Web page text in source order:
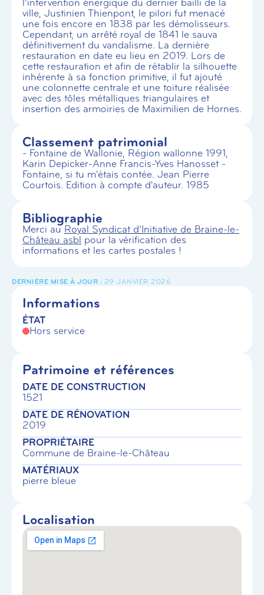
l’intervention énergique du dernier bailli de la
ville, Justinien Thienpont, le pilori fut menacé
une fois encore en 1838 par les démolisseurs.
Cependant, un arrêté royal de 1841 le sauva
définitivement du vandalisme. La dernière
restauration en date eu lieu en 2019. Lors de
cette restauration et afin de rétablir la silhouette
inhérente à sa fonction primitive, il fut ajouté
une colonnette centrale et une toiture réalisée
avec des tôles métalliques triangulaires et
insertion des armoiries de Maximilien de Hornes.
Classement patrimonial
- Fontaine de Wallonie, Région wallonne 1991,
Karin Depicker-Anne Francis-Yves Hanosset -
Fontaine, si tu m'étais contée. Jean Pierre
Courtois. Edition à compte d'auteur. 1985
Bibliographie
Merci au Royal Syndicat d’Initiative de Braine-le-
Château asbl pour la vérification des
informations et les cartes postales !
29 JANVIER 2026
Informations
ÉTAT
Hors service
Patrimoine et références
DATE DE CONSTRUCTION
1521
DATE DE RÉNOVATION
2019
PROPRIÉTAIRE
Commune de Braine-le-Château
MATÉRIAUX
pierre bleue
Localisation